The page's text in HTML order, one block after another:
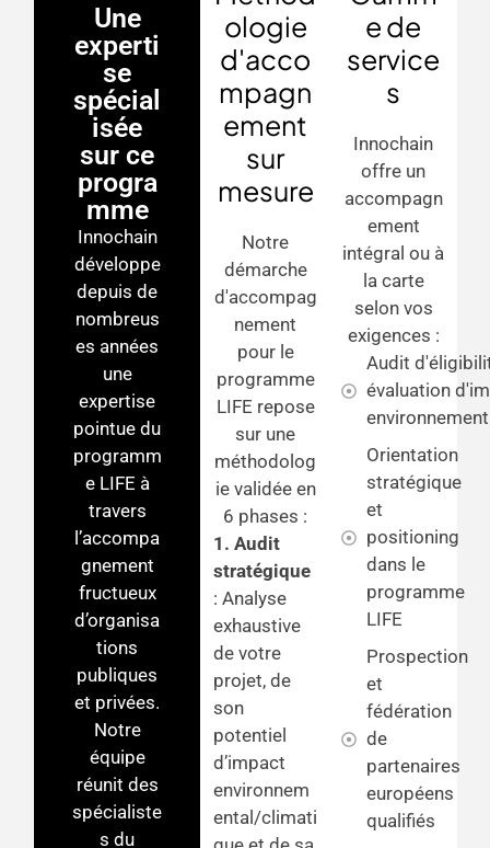
Une
experti
se
spécial
isée
sur ce
progra
mme
Innochain
développe
depuis de
nombreus
es années
une
expertise
pointue du
programm
e LIFE à
travers
l’accompa
gnement
fructueux
d’organisa
tions
publiques
et privées.
Notre
équipe
réunit des
spécialiste
s du
ologie
d'acco
mpagn
ement
sur
mesure
Notre
démarche
d'accompag
nement
pour le
programme
LIFE repose
sur une
méthodolog
ie validée en
6 phases :
1. Audit
stratégique
: Analyse
exhaustive
de votre
projet, de
son
potentiel
d’impact
environnem
ental/climati
e de
service
s
Innochain
offre un
accompagn
ement
intégral ou à
la carte
selon vos
exigences :
Audit
évaluation
Orientation
stratégique
et
positioning
dans le
programme
LIFE
Prospection
et
fédération
de
partenaires
européens
qualifiés